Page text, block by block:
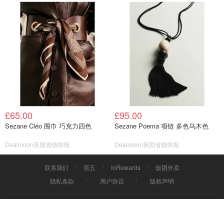
£65.00
Sezane Cléo 围巾 巧克力四色
Dealmoon英国省钱快报
£95.00
Sezane Poema 项链 多色乌木色
Dealmoon英国省钱快报
联系我们 黑五 InRewards
饭团外卖
隐私条款
用户协议 版权声明